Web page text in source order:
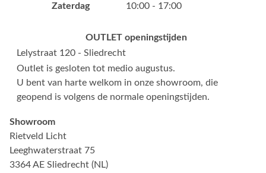
Zaterdag
10:00 - 17:00
OUTLET openingstijden
Lelystraat 120 - Sliedrecht
Outlet is gesloten tot medio augustus.
U bent van harte welkom in onze showroom, die
geopend is volgens de normale openingstijden.
Showroom
Rietveld Licht
Leeghwaterstraat 75
3364 AE Sliedrecht (NL)